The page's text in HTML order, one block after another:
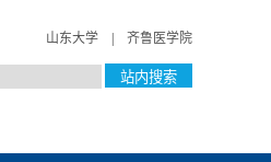
山东大学 齐鲁医学院